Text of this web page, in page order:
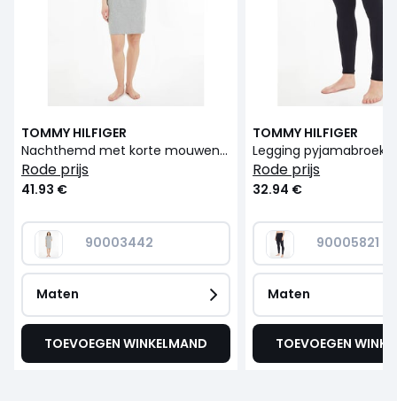
TOMMY HILFIGER
Nachthemd met korte mouwen Original
rode prijs
41.93 €
90003442
Maten
TOEVOEGEN WINKELMAND
TOMMY HILFIGER
rode prijs
32.94 €
90005821
Maten
TOEVOEGEN